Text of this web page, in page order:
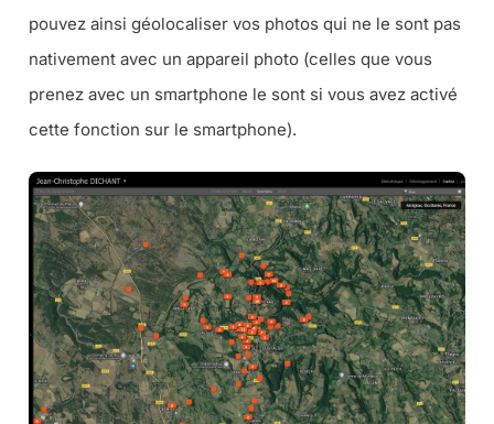
pouvez ainsi géolocaliser vos photos qui ne le sont pas
nativement avec un appareil photo (celles que vous
prenez avec un smartphone le sont si vous avez activé
cette fonction sur le smartphone).